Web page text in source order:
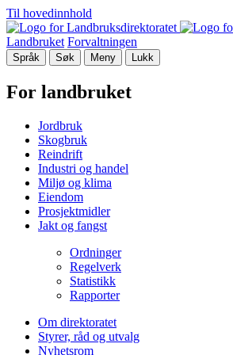
Til hovedinnhold
Landbruket Forvaltningen
Språk Søk Meny Lukk
For landbruket
Jordbruk
Skogbruk
Reindrift
Industri og handel
Miljø og klima
Eiendom
Prosjektmidler
Jakt og fangst
Ordninger
Regelverk
Statistikk
Rapporter
Om direktoratet
Styrer, råd og utvalg
Nyhetsrom